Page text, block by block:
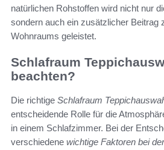
natürlichen Rohstoffen wird nicht nur
sondern auch ein zusätzlicher Beitrag
Wohnraums geleistet.
Schlafraum
beachten?
Die richtige Schlafraum
entscheidende Rolle für die
in einem Schlafzimmer. Bei der
verschiedene wichtige Faktoren bei